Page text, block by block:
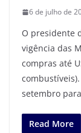
6 de julho de
O presidente
vigência das
compras até
setembro
Read More